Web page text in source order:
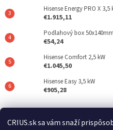
CRIUS.sk sa vám snaží
Hisense Energy PRO X 3,5
€1.915,11
Podlahový box
€54,24
Hisense Comfort 2,5 kW
€1.045,50
Hisense Easy 3,5 kW
€905,28
Posledné hodnotenie